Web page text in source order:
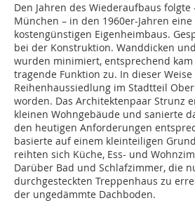
Den Jahren des Wiederaufbaus
München – in den 1960er-Jahren eine
kostengünstigen Eigenheimbaus.
bei der Konstruktion. Wanddicken
wurden minimiert, entsprechend
tragende Funktion zu. In dieser
Reihenhaussiedlung im Stadtteil
worden. Das Architektenpaar Strunz
kleinen Wohngebäude und sanierte
den heutigen Anforderungen
basierte auf einem kleinteiligen
reihten sich Küche, Ess- und
Darüber Bad und Schlafzimmer, die
durchgesteckten Treppenhaus zu
der ungedämmte Dachboden.